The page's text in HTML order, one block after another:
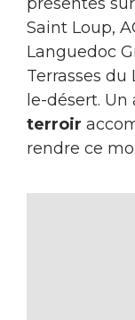
Saint Loup,
Languedoc
Terrasses
le-désert.
terroir
rendre ce